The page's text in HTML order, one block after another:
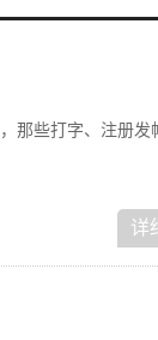
那些打字、注册发
详